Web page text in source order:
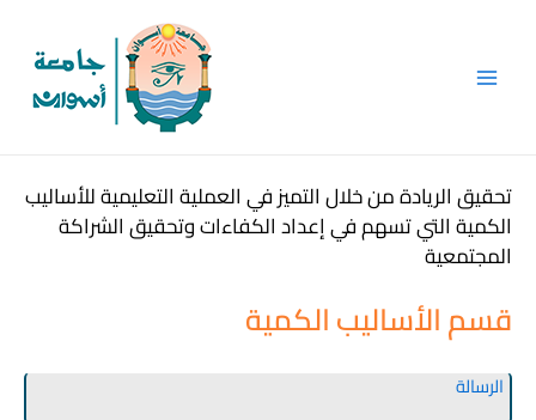
content
تحقيق الريادة من خلال التميز في العملية التعليمية للأساليب
الكمية التي تسهم في إعداد الكفاءات وتحقيق الشراكة
المجتمعية
قسم الأساليب الكمية
الرسالة